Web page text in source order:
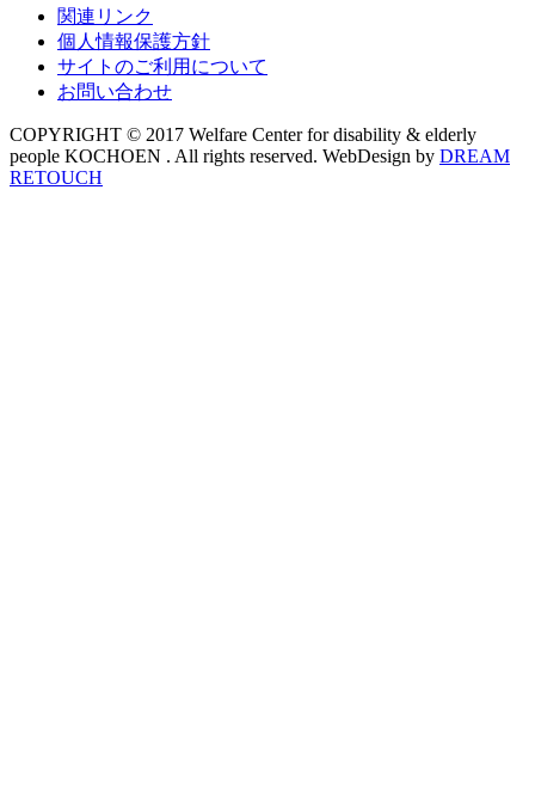
関連リンク
個人情報保護方針
サイトのご利用について
お問い合わせ
COPYRIGHT © 2017 Welfare Center for disability & elderly
people KOCHOEN . All rights reserved. WebDesign by DREAM
RETOUCH